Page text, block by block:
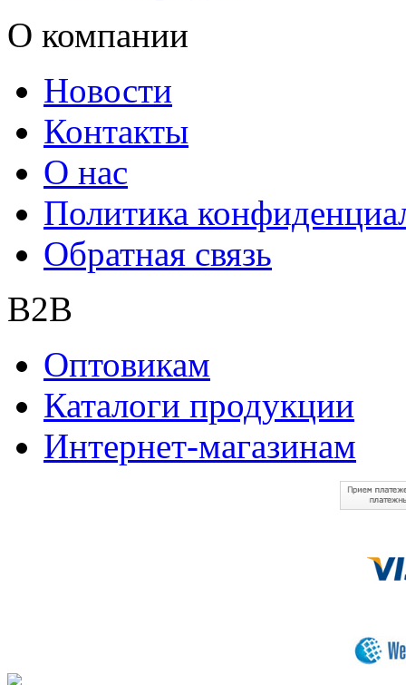
О компании
Новости
Контакты
О нас
Политика
Обратная связь
B2B
Оптовикам
Каталоги продукции
Интернет-магазинам